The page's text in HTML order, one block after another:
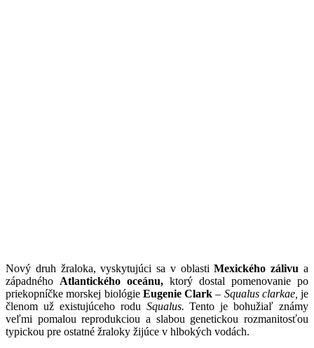
Nový druh žraloka, vyskytujúci sa v oblastiMexického zálivu a
západného Atlantického oceánu, ktorý dostal pomenovanie po
priekopníčke morskej biológie Eugenie Clark – Squalus clarkae, je
členom už existujúceho rodu Squalus.Tento je bohužiaľ známy
veľmi pomalou reprodukciou a slabou genetickou rozmanitosťou
typickou pre ostatné žraloky žijúce v hlbokých vodách.